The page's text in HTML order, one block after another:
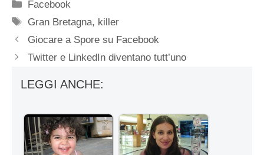
Categorie
Facebook
Tag
Gran Bretagna, killer
Giocare a Spore su Facebook
Twitter e LinkedIn diventano tutt’uno
LEGGI ANCHE: